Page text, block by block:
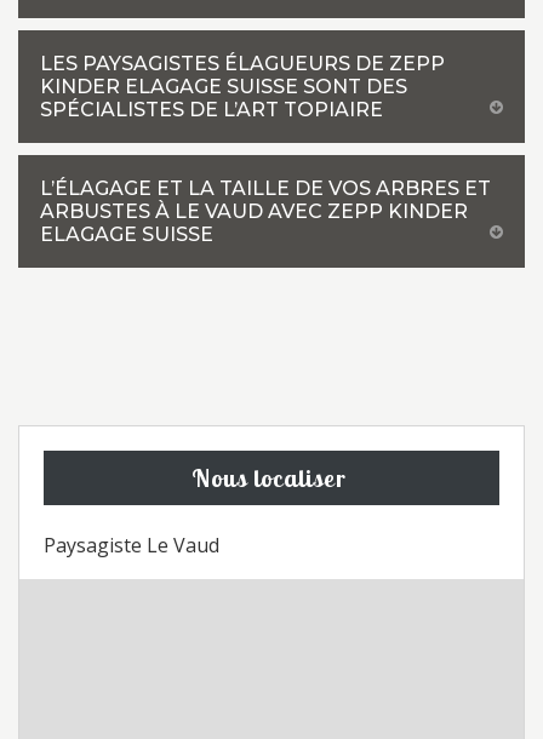
LES PAYSAGISTES ÉLAGUEURS DE ZEPP
KINDER ELAGAGE SUISSE SONT DES
SPÉCIALISTES DE L’ART TOPIAIRE
L’ÉLAGAGE ET LA TAILLE DE VOS ARBRES ET
ARBUSTES À LE VAUD AVEC ZEPP KINDER
ELAGAGE SUISSE
Nous localiser
Paysagiste Le Vaud